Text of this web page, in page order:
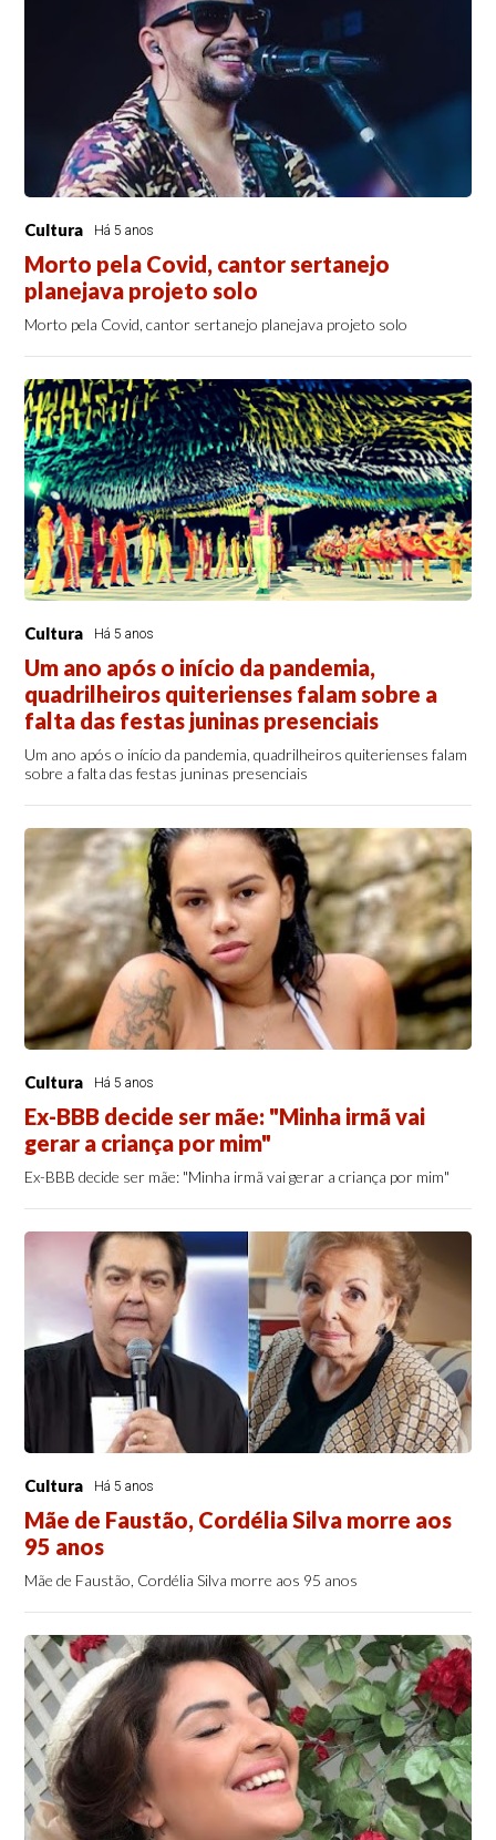
Cultura Há 5 anos
Morto pela Covid, cantor sertanejo
planejava projeto solo
Morto pela Covid, cantor sertanejo planejava projeto solo
Cultura Há 5 anos
Um ano após o início da pandemia,
quadrilheiros quiterienses falam sobre a
falta das festas juninas presenciais
Um ano após o início da pandemia, quadrilheiros quiterienses falam
sobre a falta das festas juninas presenciais
Cultura Há 5 anos
Ex-BBB decide ser mãe: "Minha irmã vai
gerar a criança por mim"
Ex-BBB decide ser mãe: "Minha irmã vai gerar a criança por mim"
Cultura Há 5 anos
Mãe de Faustão, Cordélia Silva morre aos
95 anos
Mãe de Faustão, Cordélia Silva morre aos 95 anos